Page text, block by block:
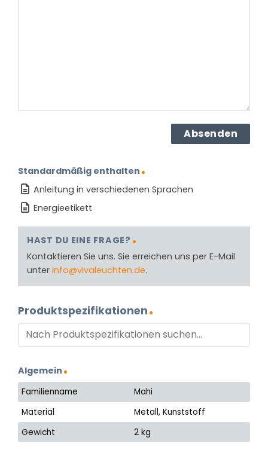
Standardmäßig enthalten
Anleitung in verschiedenen Sprachen
Energieetikett
HAST DU EINE FRAGE?
Kontaktieren Sie uns. Sie erreichen uns per E-Mail
unter info@vivaleuchten.de.
Produktspezifikationen
Algemein
Familienname
Mahi
Material
Metall, Kunststoff
Gewicht
2 kg